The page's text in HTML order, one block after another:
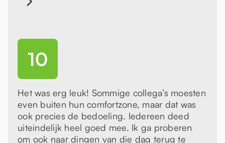
10
Het was erg leuk! Sommige collega’s moesten
even buiten hun comfortzone, maar dat was
ook precies de bedoeling. Iedereen deed
uiteindelijk heel goed mee. Ik ga proberen
om ook naar dingen van die dag terug te